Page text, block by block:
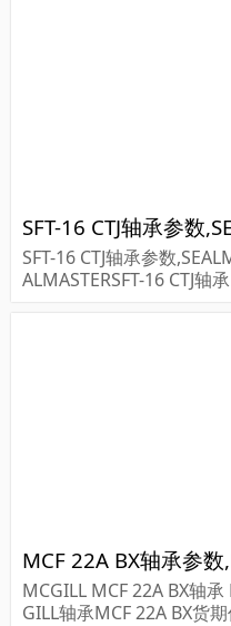
SFT-16 CTJ轴承参数
ALMASTERSFT-16 CTJ轴
MCGILL MCF 22A BX轴
GILL轴承MCF 22A BX货